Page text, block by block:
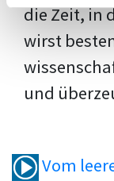
die Zeit, in
wirst
und
Vom